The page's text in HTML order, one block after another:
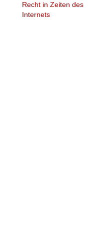
Recht in Zeiten des
Internets